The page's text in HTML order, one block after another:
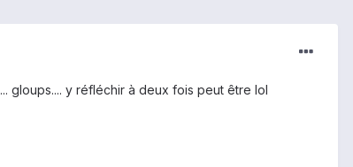
gloups.... y réfléchir à deux fois peut être lol